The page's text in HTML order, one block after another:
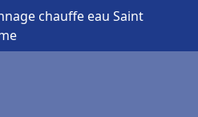
chauffe eau Saint